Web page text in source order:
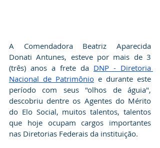
A Comendadora Beatriz Aparecida
Donati Antunes, esteve por mais de 3
(três) anos a frete da DNP - Diretoria
Nacional de Patrimônio e durante este
período com seus "olhos de águia",
descobriu dentre os Agentes do Mérito
do Elo Social, muitos talentos, talentos
que hoje ocupam cargos importantes
nas Diretorias Federais da instituição.